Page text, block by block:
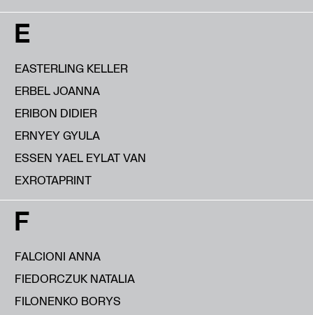
E
EASTERLING KELLER
ERBEL JOANNA
ERIBON DIDIER
ERNYEY GYULA
ESSEN YAEL EYLAT VAN
EXROTAPRINT
F
FALCIONI ANNA
FIEDORCZUK NATALIA
FILONENKO BORYS